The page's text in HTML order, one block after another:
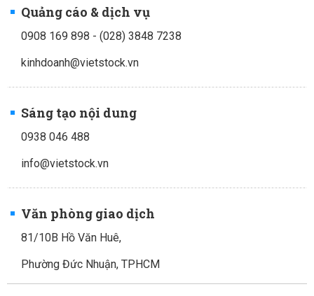
Quảng cáo & dịch vụ
0908 169 898 - (028) 3848 7238
kinhdoanh@vietstock.vn
Sáng tạo nội dung
0938 046 488
info@vietstock.vn
Văn phòng giao dịch
81/10B Hồ Văn Huê,
Phường Đức Nhuận, TPHCM